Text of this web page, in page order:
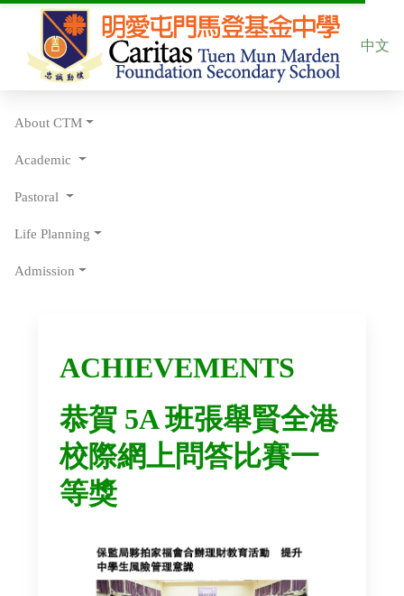
Select
中文
About CTM
Academic
Pastoral
Life Planning
Admission
ACHIEVEMENTS
恭賀 5A 班張舉賢全港
校際網上問答比賽一
等獎